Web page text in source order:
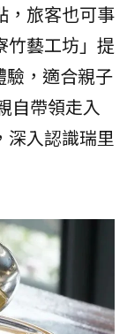
，旅客也可事
竹藝工坊」提
驗，適合親子
自帶領走入
深入認識瑞里